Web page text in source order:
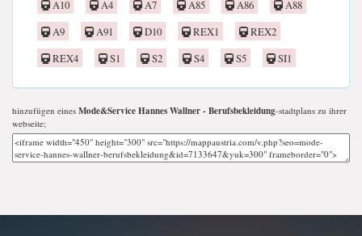
A10 A4 A7 A85 A86
A88
A9
A91 D10 REX1
REX2
REX4
S1 S2 S4 S5 SI1
hinzufügen eines Mode&Service Hannes Wallner - Berufsbekleidung-stadtplans zu ihrer
webseite;